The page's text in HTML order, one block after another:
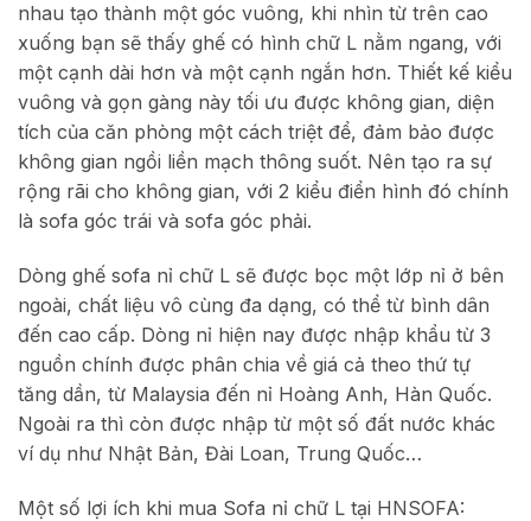
nhau tạo thành một góc vuông, khi nhìn từ trên cao
xuống bạn sẽ thấy ghế có hình chữ L nằm ngang, với
một cạnh dài hơn và một cạnh ngắn hơn. Thiết kế kiểu
vuông và gọn gàng này tối ưu được không gian, diện
tích của căn phòng một cách triệt để, đảm bảo được
không gian ngồi liền mạch thông suốt. Nên tạo ra sự
rộng rãi cho không gian, với 2 kiểu điển hình đó chính
là sofa góc trái và sofa góc phải.
Dòng ghế sofa nỉ chữ L sẽ được bọc một lớp nỉ ở bên
ngoài, chất liệu vô cùng đa dạng, có thể từ bình dân
đến cao cấp. Dòng nỉ hiện nay được nhập khẩu từ 3
nguồn chính được phân chia về giá cả theo thứ tự
tăng dần, từ Malaysia đến nỉ Hoàng Anh, Hàn Quốc.
Ngoài ra thì còn được nhập từ một số đất nước khác
ví dụ như Nhật Bản, Đài Loan, Trung Quốc…
Một số lợi ích khi mua Sofa nỉ chữ L tại HNSOFA: